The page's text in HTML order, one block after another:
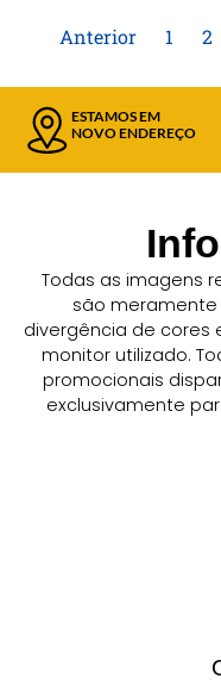
Anterior 1 2
ESTAMOS EM
NOVO ENDEREÇO
Todas as imagens
são meramente
divergência de cores
monitor utilizado.
promocionais
exclusivamente